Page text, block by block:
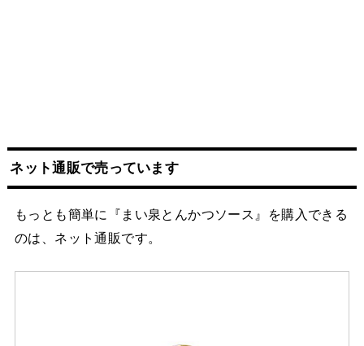
ネット通販で売っています
もっとも簡単に『まい泉とんかつソース』を購入できる
のは、ネット通販です。